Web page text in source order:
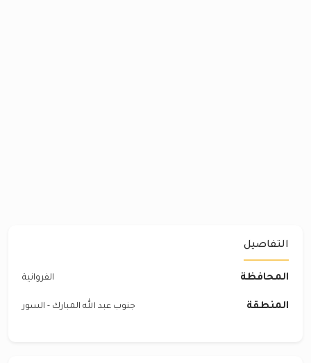
التفاصيل
المحافظة الفروانية
المنطقة جنوب عبد الله المبارك - السور